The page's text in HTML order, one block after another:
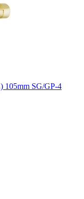
105mm SG/GP-4